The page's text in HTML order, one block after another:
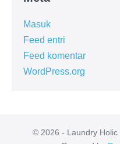
Masuk
Feed entri
Feed komentar
WordPress.org
© 2026 - Laundry Holic